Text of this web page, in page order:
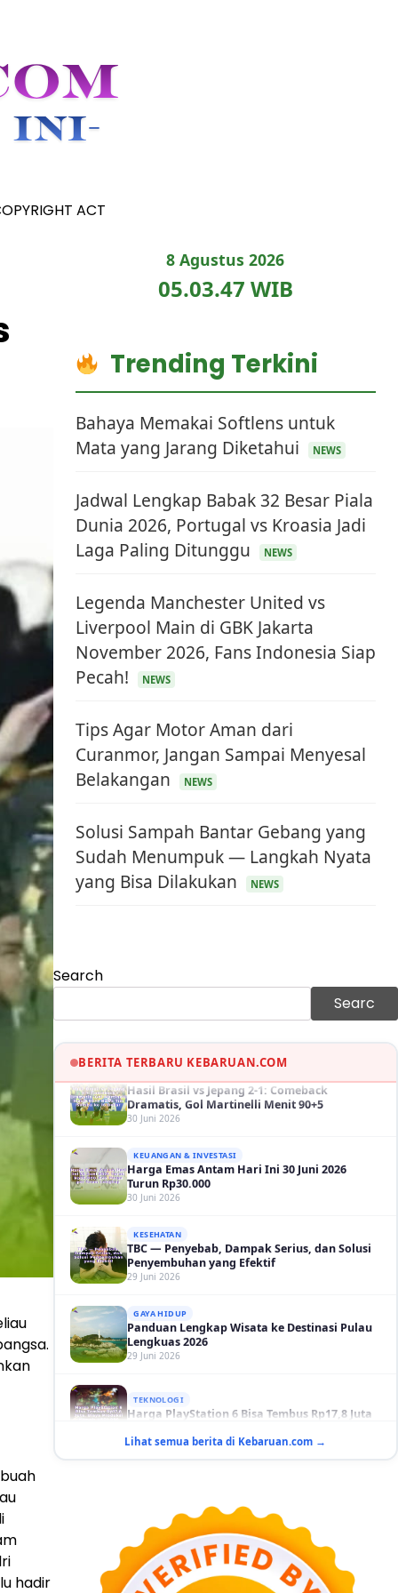
ACT
hadir
8 Agustus 2026
05.03.48 WIB
Trending Terkini
Bahaya Memakai Softlens untuk
Mata yang Jarang Diketahui
NEWS
Jadwal Lengkap Babak 32 Besar Piala
Dunia 2026, Portugal vs Kroasia Jadi
Laga Paling Ditunggu
NEWS
Legenda Manchester United vs
Liverpool Main di GBK Jakarta
November 2026, Fans Indonesia Siap
Pecah!
NEWS
Tips Agar Motor Aman dari
Curanmor, Jangan Sampai Menyesal
Belakangan
NEWS
Solusi Sampah Bantar Gebang yang
Sudah Menumpuk — Langkah Nyata
yang Bisa Dilakukan
NEWS
Search
Searc
BERITA TERBARU KEBARUAN.COM
KEUANGAN & INVESTASI
Perampokan Bank dengan Konspirasi
Hasil Brasil vs Jepang 2-1: Comeback
Dramatis, Gol Martinelli Menit 90+5
30 Juni 2026
KEUANGAN & INVESTASI
30 Juni 2026
KESEHATAN
29 Juni 2026
GAYA HIDUP
29 Juni 2026
TEKNOLOGI
GAYA HIDUP
10 Adegan Film Terikat Janji yang Sangat Tak
KESEHATAN
Bahaya Memakai Softlens untuk Mata yang
Jarang Diketahui
29 Juni 2026
Lihat semua berita di Kebaruan.com →